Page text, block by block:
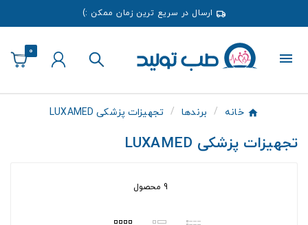
ارسال در سریع ترین زمان ممکن :)
0
خانه برندها تجهیزات پزشکی LUXAMED
تجهیزات پزشکی LUXAMED
9 محصول